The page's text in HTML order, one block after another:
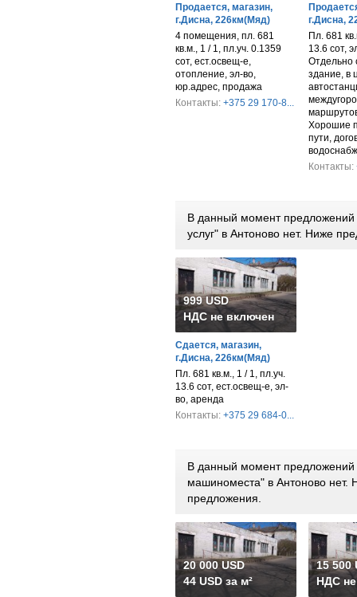
Продается, магазин,
г.Дисна, 226км(Мяд)
4 помещения, пл. 681
кв.м., 1 / 1, пл.уч. 0.1359
сот, ест.освещ-е,
отопление, эл-во,
юр.адрес, продажа
Контакты: +375 29 170-8...
г.Дисна,
Пл. 681
13.6 сот,
Отдельно
здание, в
Хорошие
пути,
Контакты:
В данный момент
услуг" в Антоново нет. Ниже
999 USD
НДС не включен
Сдается, магазин,
г.Дисна, 226км(Мяд)
Пл. 681 кв.м., 1 / 1, пл.уч.
13.6 сот, ест.освещ-е, эл-
во, аренда
Контакты: +375 29 684-0...
В данный момент
машиноместа" в Антоново
предложения.
20 000 USD
44 USD за м²
15 500
НДС